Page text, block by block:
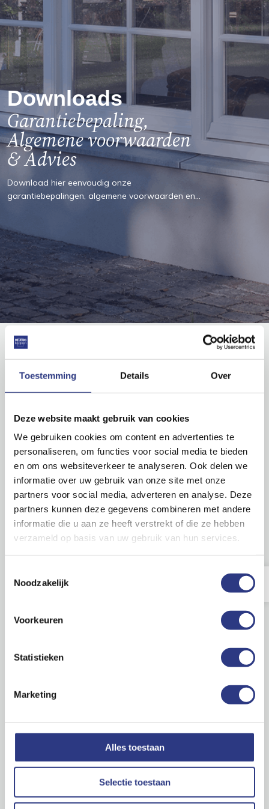
Toestemming Details Over
Deze website maakt gebruik van cookies
We gebruiken cookies om content en advertenties te
personaliseren, om functies voor social media te bieden
en om ons websiteverkeer te analyseren. Ook delen we
informatie over uw gebruik van onze site met onze
partners voor social media, adverteren en analyse. Deze
partners kunnen deze gegevens combineren met andere
informatie die u aan ze heeft verstrekt of die ze hebben
verzameld op basis van uw gebruik van hun services.
Noodzakelijk
Voorkeuren
Statistieken
Marketing
Alles toestaan
Selectie toestaan
Downloads
Garantiebepaling,
Algemene voorwaarden
& Advies
Download hier eenvoudig onze
garantiebepalingen, algemene voorwaarden en
rechten, plichten en mogelijkheden.
Transparantie en duidelijkheid staan bij ons
centraal.
Downloads
Onderwerp
1. 12 Gouden tips voor het plaatsen van houten
kozijnen
2. Inmeten van kozijnen met naar BINNEN
draaiende deuren
3. Inmeten van kozijnen met naar BUITEN
draaiende deuren
Algemeen onderhoudsadvies
1. Algemeen Verftechnisch- en
1. Bewonersinformatie Concept I DEKKENDE
5 ★